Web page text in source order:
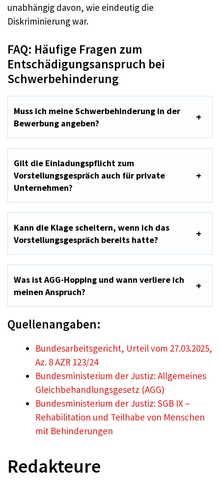
unabhängig davon, wie eindeutig die
Diskriminierung war.
FAQ: Häufige Fragen zum
Entschädigungsanspruch bei
Schwerbehinderung
Muss ich meine Schwerbehinderung in der
Bewerbung angeben?
Gilt die Einladungspflicht zum
Vorstellungsgespräch auch für private
Unternehmen?
Kann die Klage scheitern, wenn ich das
Vorstellungsgespräch bereits hatte?
Was ist AGG-Hopping und wann verliere ich
meinen Anspruch?
Quellenangaben:
Bundesarbeitsgericht, Urteil vom 27.03.2025,
Az. 8 AZR 123/24
Bundesministerium der Justiz: Allgemeines
Gleichbehandlungsgesetz (AGG)
Bundesministerium der Justiz: SGB IX –
Rehabilitation und Teilhabe von Menschen
mit Behinderungen
Redakteure